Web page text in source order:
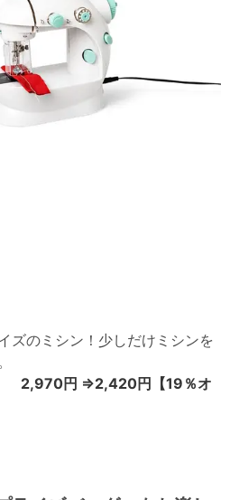
ズのミシン！少しだけミシンを
2,970円 ⇒2,420円【19％オ